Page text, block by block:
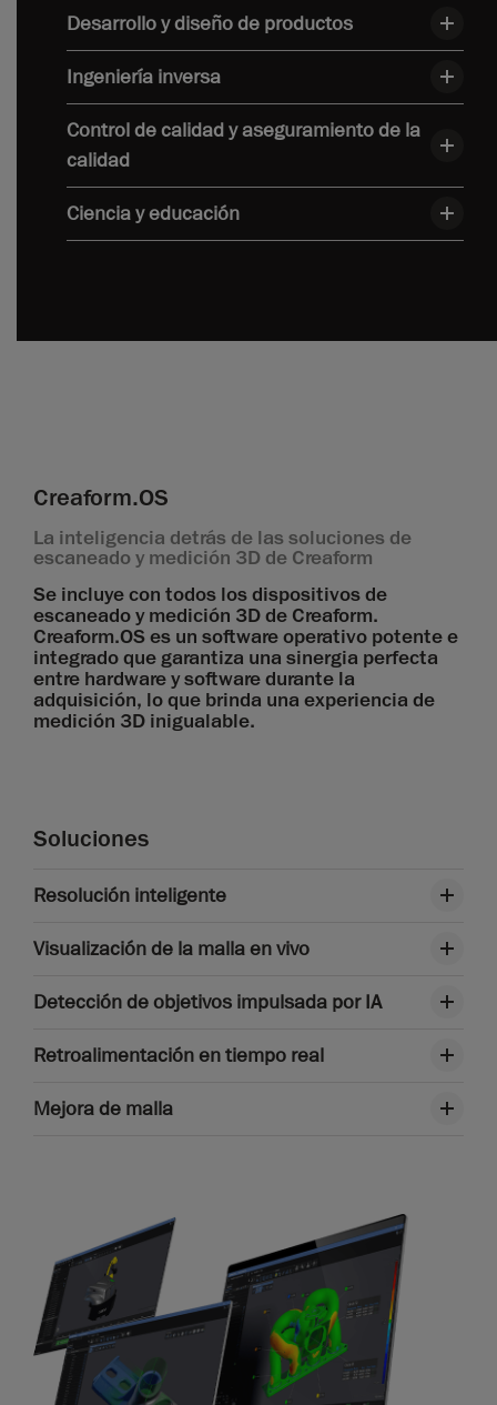
Desarrollo y diseño de productos
Ingeniería inversa
Control de calidad y aseguramiento de la
calidad
Ciencia y educación
Creaform.OS
La inteligencia detrás de las soluciones de
escaneado y medición 3D de Creaform
Se incluye con todos los dispositivos de
escaneado y medición 3D de Creaform.
Creaform.OS es un software operativo potente e
integrado que garantiza una sinergia perfecta
entre hardware y software durante la
adquisición, lo que brinda una experiencia de
medición 3D inigualable.
Soluciones
Resolución inteligente
Visualización de la malla en vivo
Detección de objetivos impulsada por IA
Retroalimentación en tiempo real
Mejora de malla